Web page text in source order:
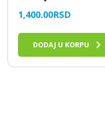
1,400.00RSD
DODAJ U KORPU